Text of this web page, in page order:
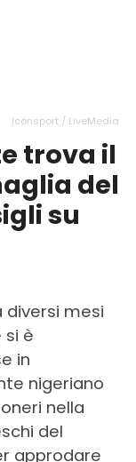
Iconsport / LiveMedia
trova il
del
su
mesi
si è
in
nigeriano
nella
del
approdare